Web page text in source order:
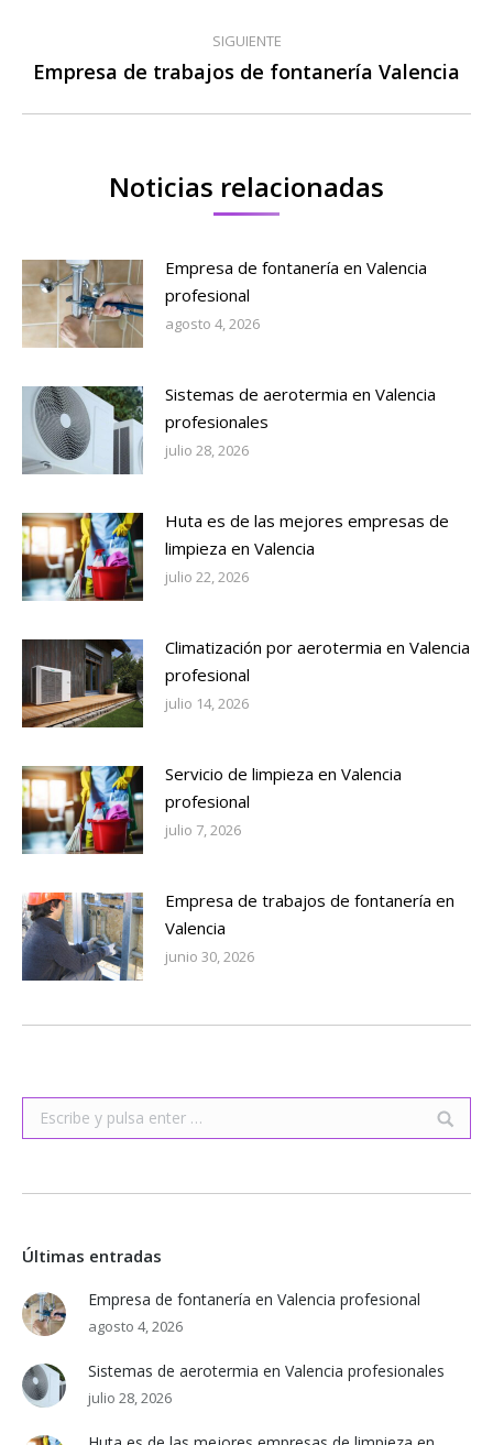
publicaciones
SIGUIENTE
Publicación
Empresa de trabajos de fontanería Valencia
Noticias relacionadas
Empresa de fontanería en Valencia
profesional
agosto 4, 2026
Sistemas de aerotermia en Valencia
profesionales
julio 28, 2026
Huta es de las mejores empresas de
limpieza en Valencia
julio 22, 2026
Climatización por aerotermia en Valencia
profesional
julio 14, 2026
Servicio de limpieza en Valencia
profesional
julio 7, 2026
Empresa de trabajos de fontanería en
Valencia
junio 30, 2026
Buscar:
Últimas entradas
Empresa de fontanería en Valencia profesional
agosto 4, 2026
Sistemas de aerotermia en Valencia profesionales
julio 28, 2026